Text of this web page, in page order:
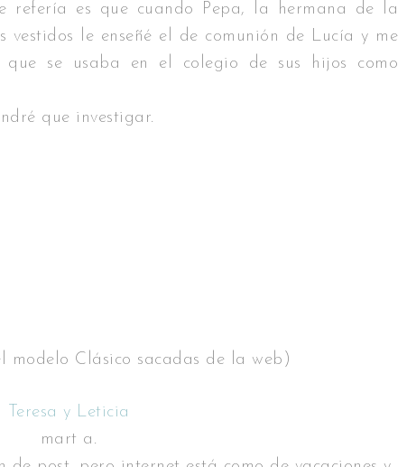
refería es que cuando Pepa, la hermana de la
vestidos le enseñé el de comunión de Lucía y me
se usaba en el colegio de sus hijos como
que investigar.
modelo Clásico sacadas de la web)
Teresa y Leticia
mart a.